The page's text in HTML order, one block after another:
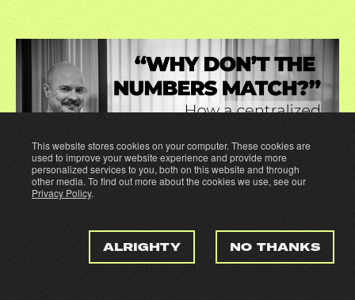
This website stores cookies on your computer. These cookies are
used to improve your website experience and provide more
personalized services to you, both on this website and through
other media. To find out more about the cookies we use, see our
Privacy Policy.
ALRIGHTY NO THANKS
By Risto Kainulainen
“WHY DON'T THE NUMBERS MATCH?” –